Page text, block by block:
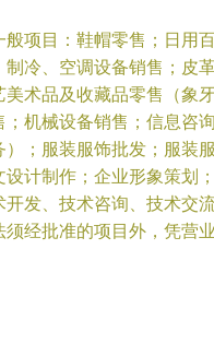
般项目：鞋帽零售；日用
制冷、空调设备销售；皮
术品及收藏品零售（象
；机械设备销售；信息咨
）；服装服饰批发；服装
设计制作；企业形象策划
开发、技术咨询、技术交
须经批准的项目外，凭营